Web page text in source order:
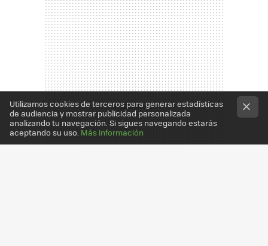
Utilizamos cookies de terceros para generar estadísticas
de audiencia y mostrar publicidad personalizada
analizando tu navegación. Si sigues navegando estarás
aceptando su uso. Más información